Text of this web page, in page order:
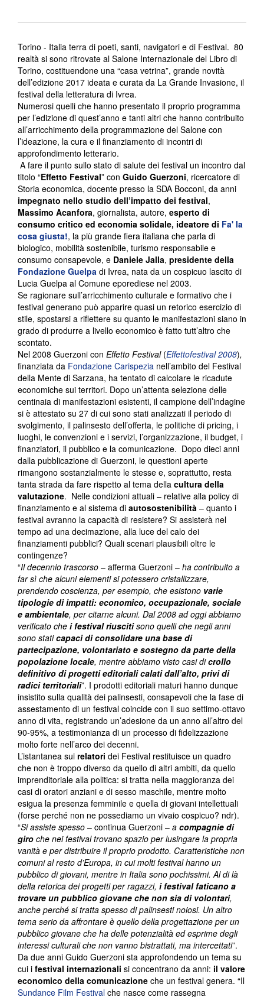
Torino - Italia terra di poeti, santi, navigatori e di Festival. 80
realtà si sono ritrovate al Salone Internazionale del Libro di
Torino, costituendone una “casa vetrina”, grande novità
dell’edizione 2017 ideata e curata da La Grande Invasione, il
festival della letteratura di Ivrea.
Numerosi quelli che hanno presentato il proprio programma
per l’edizione di quest’anno e tanti altri che hanno contribuito
all’arricchimento della programmazione del Salone con
l’ideazione, la cura e il finanziamento di incontri di
approfondimento letterario.
A fare il punto sullo stato di salute dei festival un incontro dal
titolo “Effetto Festival” con Guido Guerzoni, ricercatore di
Storia economica, docente presso la SDA Bocconi, da anni
impegnato nello studio dell’impatto dei festival,
Massimo Acanfora, giornalista, autore, esperto di
consumo critico ed economia solidale, ideatore di Fa' la
cosa giusta!, la più grande fiera italiana che parla di
biologico, mobilità sostenibile, turismo responsabile e
consumo consapevole, e Daniele Jalla, presidente della
Fondazione Guelpa di Ivrea, nata da un cospicuo lascito di
Lucia Guelpa al Comune eporediese nel 2003.
Se ragionare sull’arricchimento culturale e formativo che i
festival generano può apparire quasi un retorico esercizio di
stile, spostarsi a riflettere su quanto le manifestazioni siano in
grado di produrre a livello economico è fatto tutt’altro che
scontato.
Nel 2008 Guerzoni con Effetto Festival (Effettofestival 2008),
finanziata da Fondazione Carispezia nell’ambito del Festival
della Mente di Sarzana, ha tentato di calcolare le ricadute
economiche sui territori. Dopo un’attenta selezione delle
centinaia di manifestazioni esistenti, il campione dell’indagine
si è attestato su 27 di cui sono stati analizzati il periodo di
svolgimento, il palinsesto dell’offerta, le politiche di pricing, i
luoghi, le convenzioni e i servizi, l’organizzazione, il budget, i
finanziatori, il pubblico e la comunicazione. Dopo dieci anni
dalla pubblicazione di Guerzoni, le questioni aperte
rimangono sostanzialmente le stesse e, soprattutto, resta
tanta strada da fare rispetto al tema della cultura della
valutazione. Nelle condizioni attuali – relative alla policy di
finanziamento e al sistema di autosostenibilità – quanto i
festival avranno la capacità di resistere? Si assisterà nel
tempo ad una decimazione, alla luce del calo dei
finanziamenti pubblici? Quali scenari plausibili oltre le
contingenze?
“Il decennio trascorso – afferma Guerzoni – ha contribuito a
far sì che alcuni elementi si potessero cristallizzare,
prendendo coscienza, per esempio, che esistono varie
tipologie di impatti: economico, occupazionale, sociale
e ambientale, per citarne alcuni. Dal 2008 ad oggi abbiamo
verificato che i festival riuscitisono quelli che negli anni
sono staticapaci di consolidare una base di
partecipazione, volontariato e sostegno da parte della
popolazione locale, mentre abbiamo visto casi dicrollo
definitivo di progetti editoriali calati dall’alto, privi di
radici territoriali”. I prodotti editoriali maturi hanno dunque
insistito sulla qualità dei palinsesti, consapevoli che la fase di
assestamento di un festival coincide con il suo settimo-ottavo
anno di vita, registrando un’adesione da un anno all’altro del
90-95%, a testimonianza di un processo di fidelizzazione
molto forte nell’arco dei decenni.
L’istantanea sui relatori dei Festival restituisce un quadro
che non è troppo diverso da quello di altri ambiti, da quello
imprenditoriale alla politica: si tratta nella maggioranza dei
casi di oratori anziani e di sesso maschile, mentre molto
esigua la presenza femminile e quella di giovani intellettuali
(forse perché non ne possediamo un vivaio cospicuo? ndr).
“Si assiste spesso – continua Guerzoni – a compagnie di
giro che nei festival trovano spazio per lusingare la propria
vanità e per distribuire il proprio prodotto. Caratteristiche non
comuni al resto d’Europa, in cui molti festival hanno un
pubblico di giovani, mentre in Italia sono pochissimi. Al di là
della retorica dei progetti per ragazzi, i festival faticano a
trovare un pubblico giovane che non sia di volontari,
anche perché si tratta spesso di palinsesti noiosi. Un altro
tema serio da affrontare è quello della progettazione per un
pubblico giovane che ha delle potenzialità ed esprime degli
interessi culturali che non vanno bistrattati, ma intercettati”.
Da due anni Guido Guerzoni sta approfondendo un tema su
cui i festival internazionali si concentrano da anni: il valore
economico della comunicazione che un festival genera. “Il
Sundance Film Festival che nasce come rassegna